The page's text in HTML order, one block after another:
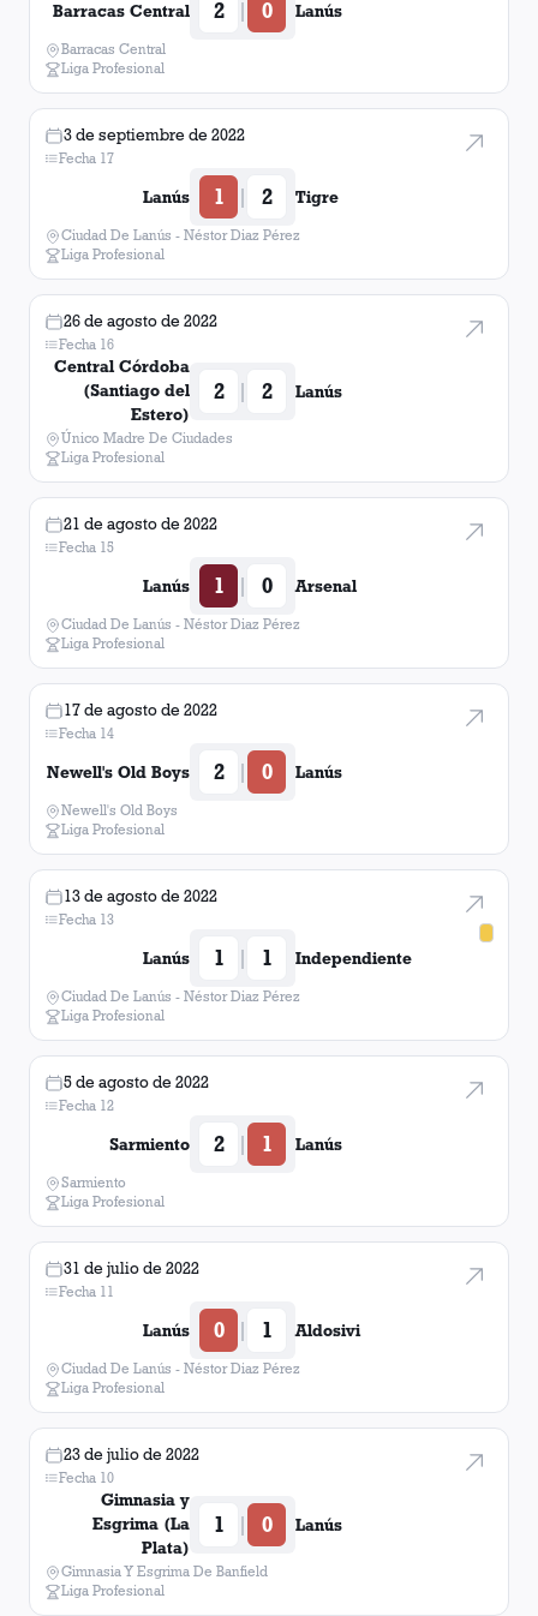
Barracas Central 2 | 0 Lanús
Barracas Central
Liga Profesional
3 de septiembre de 2022
Fecha 17
Lanús 1 | 2 Tigre
Ciudad De Lanús - Néstor Diaz Pérez
Liga Profesional
26 de agosto de 2022
Fecha 16
Central Córdoba
(Santiago del
Estero)
2 | 2 Lanús
Único Madre De Ciudades
Liga Profesional
21 de agosto de 2022
Fecha 15
Lanús 1 | 0 Arsenal
Ciudad De Lanús - Néstor Diaz Pérez
Liga Profesional
17 de agosto de 2022
Fecha 14
Newell's Old Boys 2 | 0 Lanús
Newell's Old Boys
Liga Profesional
13 de agosto de 2022
Fecha 13
Lanús 1 | 1 Independiente
Ciudad De Lanús - Néstor Diaz Pérez
Liga Profesional
5 de agosto de 2022
Fecha 12
Sarmiento 2 | 1 Lanús
Sarmiento
Liga Profesional
31 de julio de 2022
Fecha 11
Lanús 0 | 1 Aldosivi
Ciudad De Lanús - Néstor Diaz Pérez
Liga Profesional
23 de julio de 2022
Fecha 10
Gimnasia y
Esgrima (La
Plata)
1 | 0 Lanús
Gimnasia Y Esgrima De Banfield
Liga Profesional